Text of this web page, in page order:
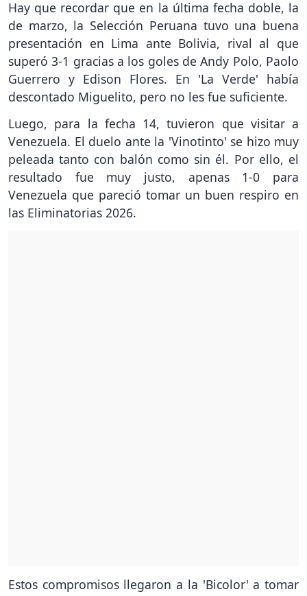
Hay que recordar que en la última fecha doble, la
de marzo, la Selección Peruana tuvo una buena
presentación en Lima ante Bolivia, rival al que
superó 3-1 gracias a los goles de Andy Polo, Paolo
Guerrero y Edison Flores. En 'La Verde' había
descontado Miguelito, pero no les fue suficiente.
Luego, para la fecha 14, tuvieron que visitar a
Venezuela. El duelo ante la 'Vinotinto' se hizo muy
peleada tanto con balón como sin él. Por ello, el
resultado fue muy justo, apenas 1-0 para
Venezuela que pareció tomar un buen respiro en
las Eliminatorias 2026.
Estos compromisos llegaron a la 'Bicolor' a tomar